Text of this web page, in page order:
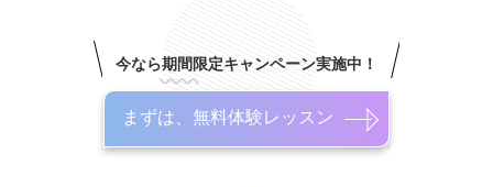
今なら期間限定キャンペーン実施中！
まずは、無料体験レッスン